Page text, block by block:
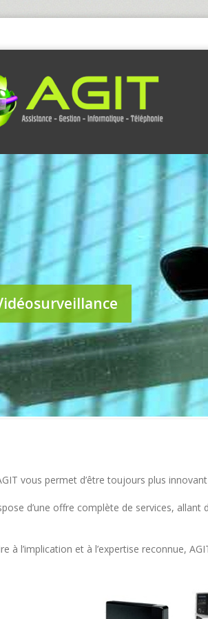
vous permet d’être toujours plus
d’une offre complète de services,
à l’implication et à l’expertise reconnue,